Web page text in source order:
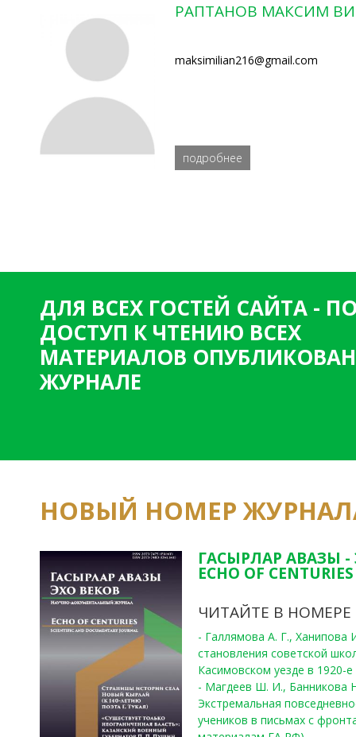
РАПТАНОВ МАКСИМ
maksimilian216@gmail.com
подробнее
ДЛЯ ВСЕХ ГОСТЕЙ САЙТА -
ДОСТУП К ЧТЕНИЮ ВСЕХ
МАТЕРИАЛОВ
ЖУРНАЛЕ
НОВЫЙ НОМЕР
ГАСЫРЛАР АВАЗЫ -
ECHO OF
ЧИТАЙТЕ В НОМЕРЕ
- Галлямова А. Г.,
становления советской
Касимовском уезде в 1920-е
- Магдеев Ш. И., Банникова
Экстремальная
учеников в письмах с